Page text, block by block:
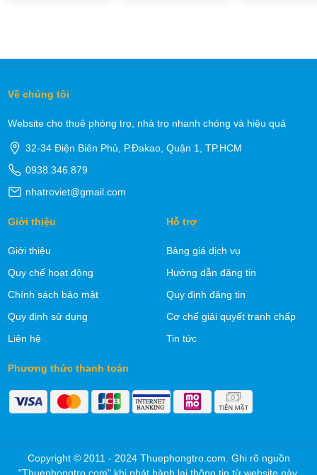
Về chúng tôi
Website cho thuê phòng trọ, nhà trọ nhanh chóng và hiệu quả
32-34 Điện Biên Phủ, P.Đakao, Quận 1, TP.HCM
0938.346.879
nhatroviet@gmail.com
Giới thiệu
Giới thiệu
Quy chế hoạt động
Chính sách bảo mật
Quy định sử dụng
Liên hệ
Hỗ trợ
Bảng giá dịch vụ
Hướng dẫn đăng tin
Quy định đăng tin
Cơ chế giải quyết tranh chấp
Tin tức
Phương thức thanh toán
Copyright © 2011 - 2024 Thuephongtro.com. Ghi rõ nguồn
"Thuephongtro.com" khi phát hành lại thông tin từ website này.